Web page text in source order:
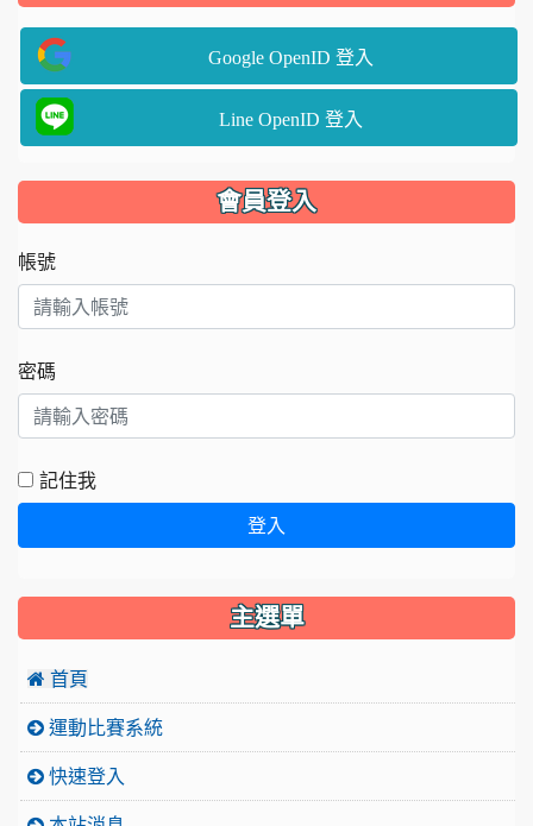
Google OpenID 登入
Line OpenID 登入
會員登入
帳號
密碼
記住我
登入
主選單
 首頁
運動比賽系統
快速登入